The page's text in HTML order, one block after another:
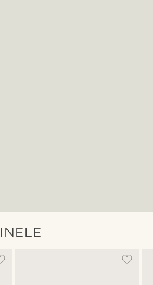
INELE